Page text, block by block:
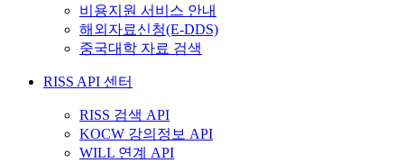
비용지원 서비스 안내
해외자료신청(E-DDS)
중국대학 자료 검색
RISS API 센터
RISS 검색 API
KOCW 강의정보 API
WILL 연계 API